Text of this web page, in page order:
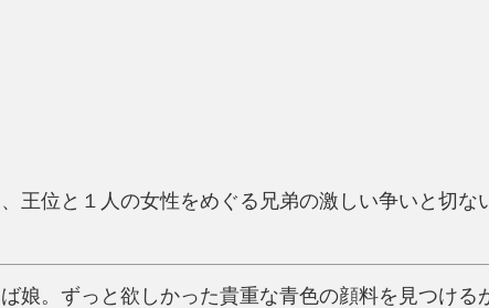
王位と１人の女性をめぐる兄弟の激しい争いと切な
娘。ずっと欲しかった貴重な青色の顔料を見つける